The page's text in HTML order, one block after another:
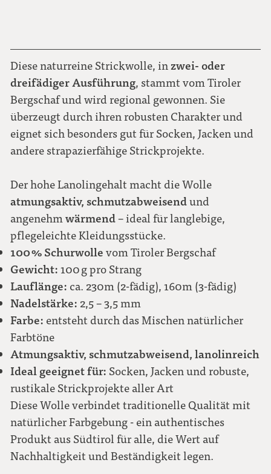
Diese naturreine Strickwolle, inzwei- oder
dreifädiger Ausführung, stammt vom Tiroler
Bergschaf und wird regional gewonnen. Sie
überzeugt durch ihren robusten Charakter und
eignet sich besonders gut für Socken, Jacken und
andere strapazierfähige Strickprojekte.
Der hohe Lanolingehalt macht die Wolle
atmungsaktiv, schmutzabweisendund
angenehmwärmend– ideal für langlebige,
pflegeleichte Kleidungsstücke.
100 % Schurwolle vom Tiroler Bergschaf
Gewicht:100 g pro Strang
Lauflänge: ca. 230m (2-fädig), 160m (3-fädig)
Nadelstärke: 2,5 – 3,5 mm
Farbe: entsteht durch das Mischen natürlicher
Farbtöne
Atmungsaktiv, schmutzabweisend, lanolinreich
Ideal geeignet für: Socken, Jacken und robuste,
rustikale Strickprojekte aller Art
Diese Wolle verbindet traditionelle Qualität mit
natürlicher Farbgebung - ein authentisches
Produkt aus Südtirol für alle, die Wert auf
Nachhaltigkeit und Beständigkeit legen.